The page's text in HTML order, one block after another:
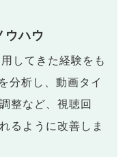
ウハウ
してきた経験をも
分析し、動画タイ
整など、視聴回
るように改善しま